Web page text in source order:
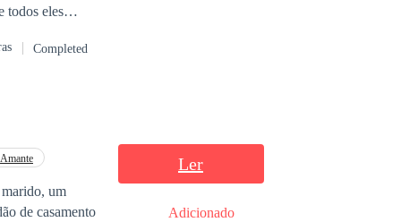
todos eles
que Laura não
ela não
a fazer
sobreviver
Completed
Amante
um
de casamento
Ler
Adicionado